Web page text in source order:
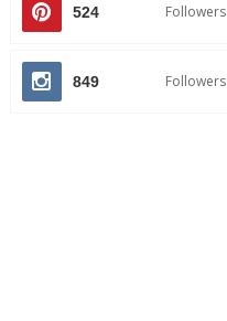
524 Followers
849 Followers